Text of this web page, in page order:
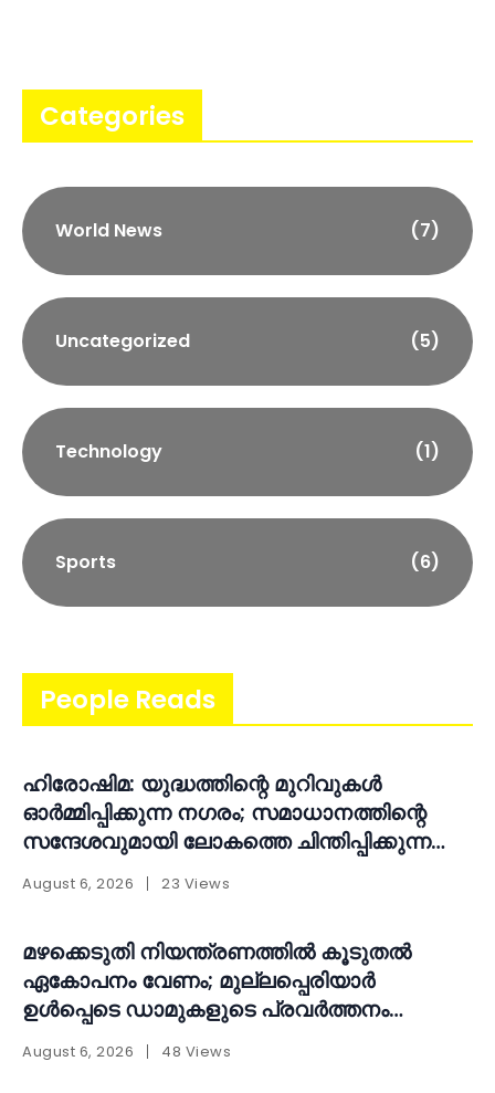
Categories
World News (7)
Uncategorized (5)
Technology (1)
Sports (6)
People Reads
ഹിരോഷിമ: യുദ്ധത്തിന്റെ മുറിവുകൾ
ഓർമ്മിപ്പിക്കുന്ന നഗരം; സമാധാനത്തിന്റെ
സന്ദേശവുമായി ലോകത്തെ ചിന്തിപ്പിക്കുന്ന
August 6, 2026 23 Views
മഴക്കെടുതി നിയന്ത്രണത്തിൽ കൂടുതൽ
ഏകോപനം വേണം; മുല്ലപ്പെരിയാർ
ഉൾപ്പെടെ ഡാമുകളുടെ പ്രവർത്തനം
പുനഃപരിശോധിക്കണമെന്ന് ആവശ്യം
August 6, 2026 48 Views